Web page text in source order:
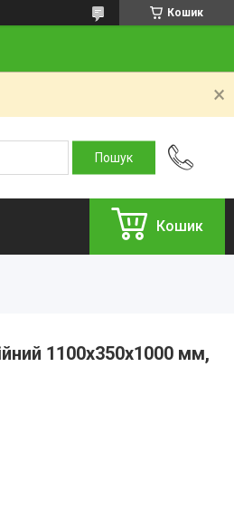
Кошик
Кошик
1100х350х1000 мм,